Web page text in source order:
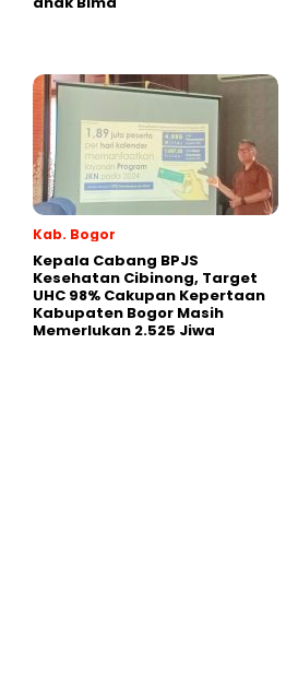
Kab. Bogor
Kepala Cabang BPJS
Kesehatan Cibinong, Target
UHC 98% Cakupan Kepertaan
Kabupaten Bogor Masih
Memerlukan 2.525 Jiwa